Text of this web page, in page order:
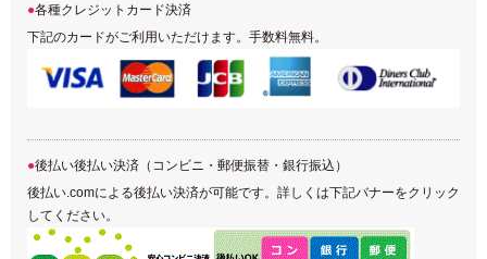
各種クレジットカード決済
下記のカードがご利用いただけます。手数料無料。
後払い後払い決済（コンビニ・郵便振替・銀行振込）
後払い.comによる後払い決済が可能です。詳しくは下記バナーをクリック
してください。